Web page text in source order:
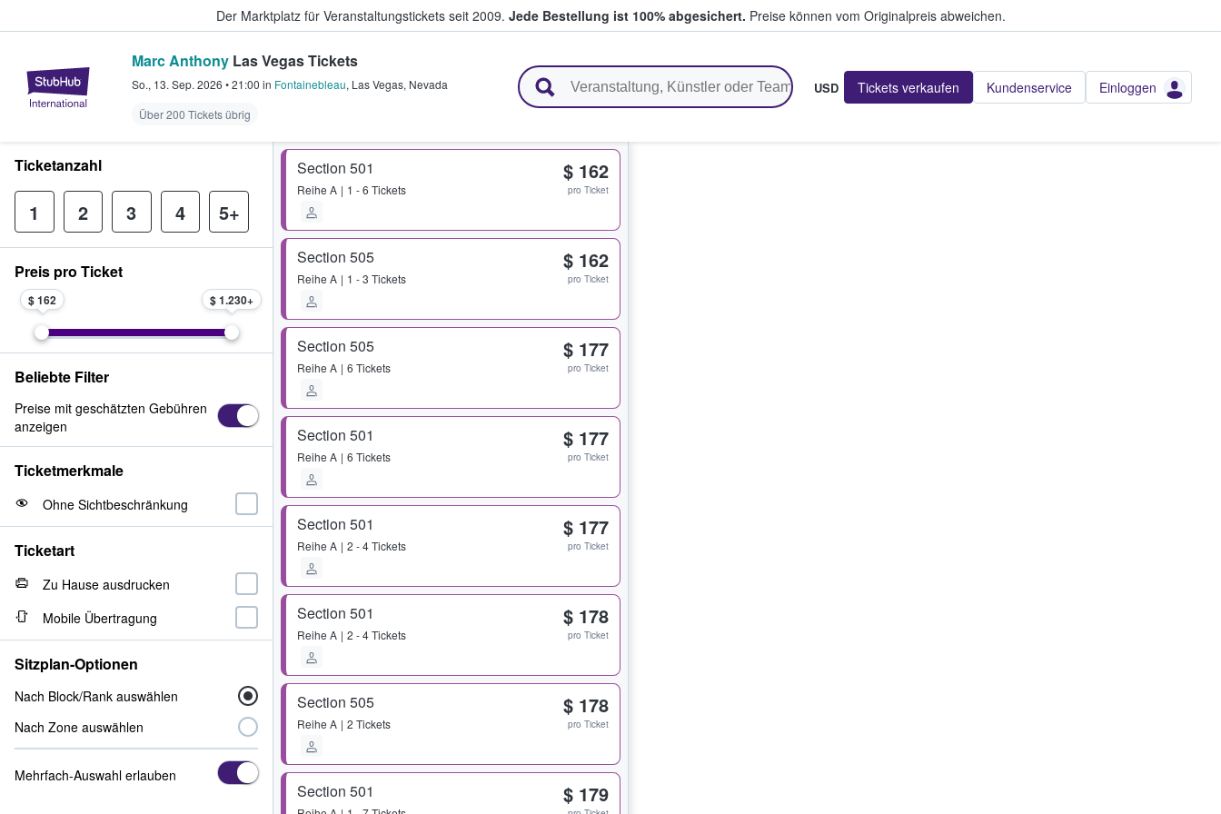
Der Marktplatz für Veranstaltungstickets seit 2009. Jede Bestellung ist 100% abgesichert. Preise können vom Originalpreis abweichen.
StubHub - Wo Fans Tickets kaufen & verkaufen
Marc Anthony Las Vegas Tickets
So., 13. Sep. 2026 •21:00 in Fontainebleau, Las Vegas, Nevada
Über 200 Tickets übrig
USD Tickets verkaufen Kundenservice Einloggen
Section 501
Reihe A 1 - 6 Tickets
$ 162
pro Ticket
Section 505
Reihe A 1 - 3 Tickets
$ 162
pro Ticket
Section 505
Reihe A 6 Tickets
$ 177
pro Ticket
Section 501
Reihe A 6 Tickets
$ 177
pro Ticket
Section 501
Reihe A 2 - 4 Tickets
$ 177
pro Ticket
Section 501
Reihe A 2 - 4 Tickets
$ 178
pro Ticket
Section 505
Reihe A 2 Tickets
$ 178
pro Ticket
Section 501 $ 179
Ticketanzahl
1 2 3 4 5+
Preis pro Ticket
$ 162 $ 1.230
Beliebte Filter
Preise mit geschätzten Gebühren
anzeigen
Ticketmerkmale
Ohne Sichtbeschränkung
Ticketart
Zu Hause ausdrucken
Mobile Übertragung
Sitzplan-Optionen
Nach Block/Rank auswählen
Nach Zone auswählen
Mehrfach-Auswahl erlauben